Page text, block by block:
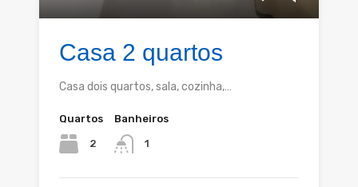
Casa 2 quartos
Casa dois quartos, sala, cozinha,…
Quartos
2
Banheiros
1